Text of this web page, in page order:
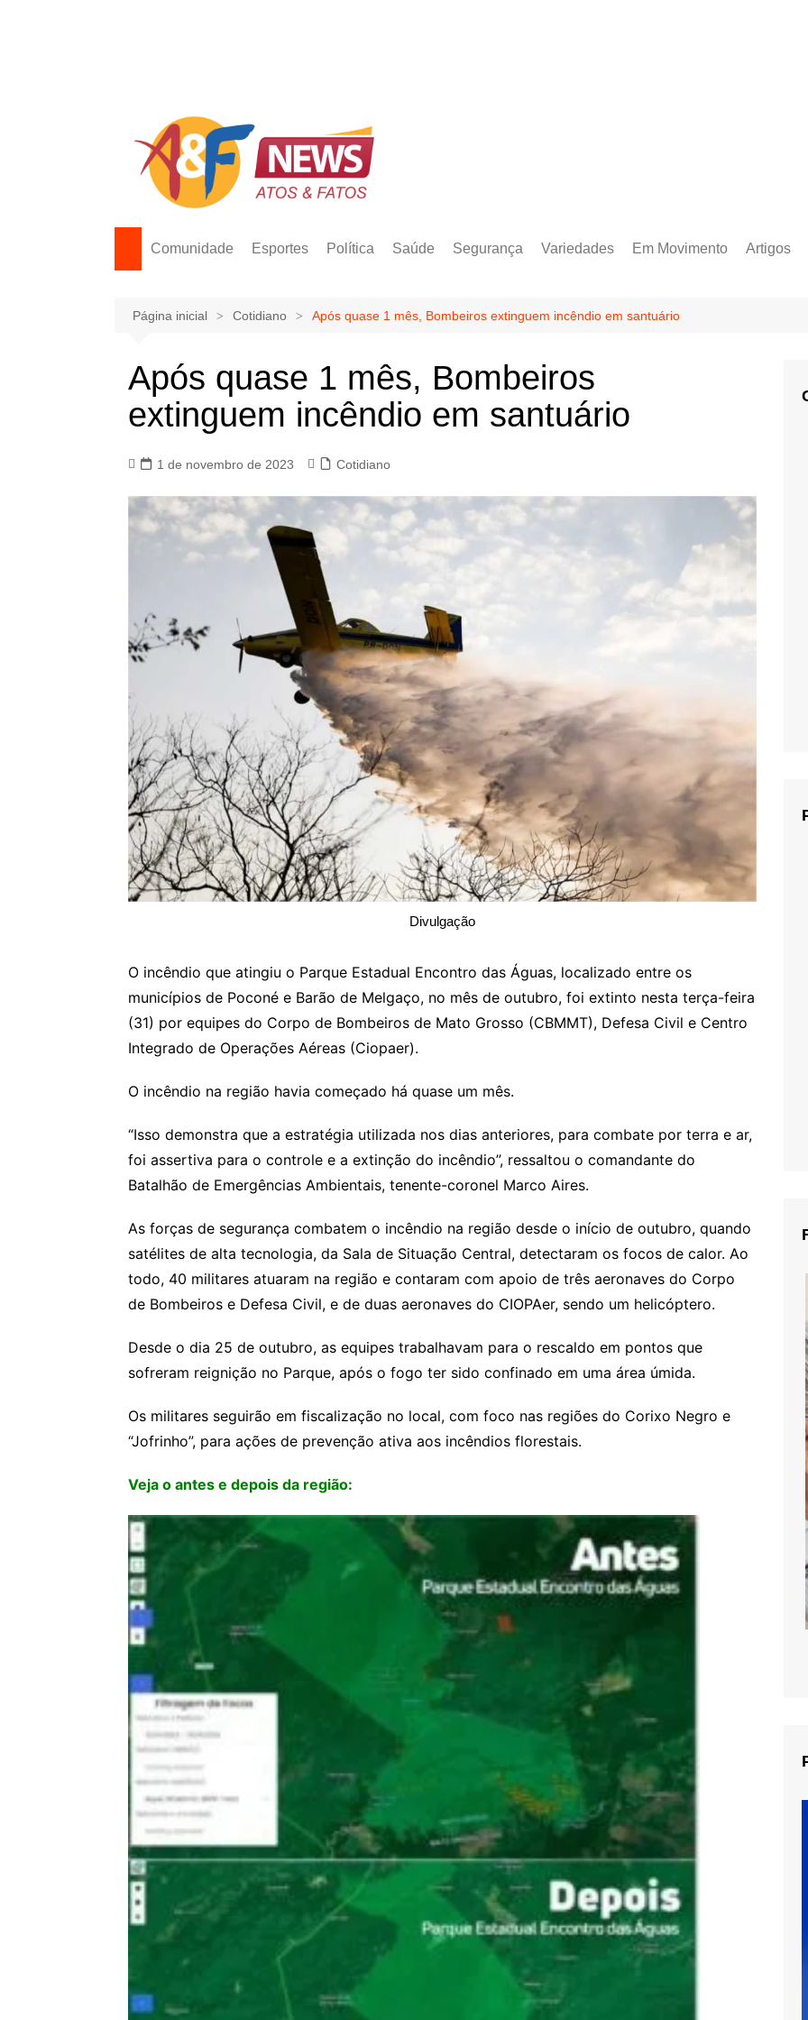
Comunidade Esportes Política Saúde Segurança Variedades Em Movimento Artigos
Página inicial Cotidiano Após quase 1 mês, Bombeiros extinguem incêndio em santuário
Após quase 1 mês, Bombeiros
extinguem incêndio em santuário
1 de novembro de 2023 Cotidiano
Divulgação
O incêndio que atingiu o Parque Estadual Encontro das Águas, localizado entre os
municípios de Poconé e Barão de Melgaço, no mês de outubro, foi extinto nesta terça-feira
(31) por equipes do Corpo de Bombeiros de Mato Grosso (CBMMT), Defesa Civil e Centro
Integrado de Operações Aéreas (Ciopaer).
O incêndio na região havia começado há quase um mês.
“Isso demonstra que a estratégia utilizada nos dias anteriores, para combate por terra e ar,
foi assertiva para o controle e a extinção do incêndio”, ressaltou o comandante do
Batalhão de Emergências Ambientais, tenente-coronel Marco Aires.
As forças de segurança combatem o incêndio na região desde o início de outubro, quando
satélites de alta tecnologia, da Sala de Situação Central, detectaram os focos de calor. Ao
todo, 40 militares atuaram na região e contaram com apoio de três aeronaves do Corpo
de Bombeiros e Defesa Civil, e de duas aeronaves do CIOPAer, sendo um helicóptero.
Desde o dia 25 de outubro, as equipes trabalhavam para o rescaldo em pontos que
sofreram reignição no Parque, após o fogo ter sido confinado em uma área úmida.
Os militares seguirão em fiscalização no local, com foco nas regiões do Corixo Negro e
“Jofrinho”, para ações de prevenção ativa aos incêndios florestais.
Veja o antes e depois da região: